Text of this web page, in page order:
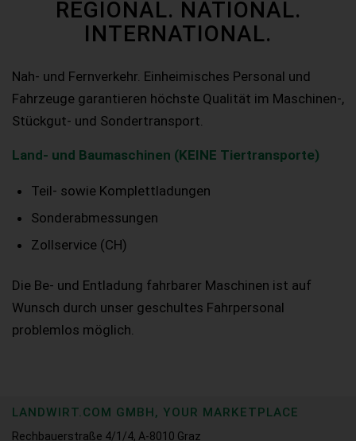
REGIONAL. NATIONAL.
INTERNATIONAL.
Nah- und Fernverkehr. Einheimisches Personal und
Fahrzeuge garantieren höchste Qualität im Maschinen-,
Stückgut- und Sondertransport.
Land- und Baumaschinen (KEINE Tiertransporte)
Teil- sowie Komplettladungen
Sonderabmessungen
Zollservice (CH)
Die Be- und Entladung fahrbarer Maschinen ist auf
Wunsch durch unser geschultes Fahrpersonal
problemlos möglich.
LANDWIRT.COM GMBH, YOUR MARKETPLACE
Rechbauerstraße 4/1/4, A-8010 Graz